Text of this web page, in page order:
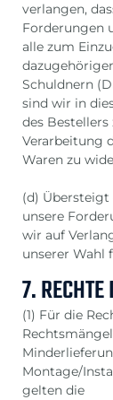
verlangen,
Forderungen
alle zum
Schuldnern
sind wir in
des
Verarbeitung
Waren zu
(d) Übersteigt
unsere
wir auf
unserer Wahl
7.
(1) Für die
Montage/
gelten die